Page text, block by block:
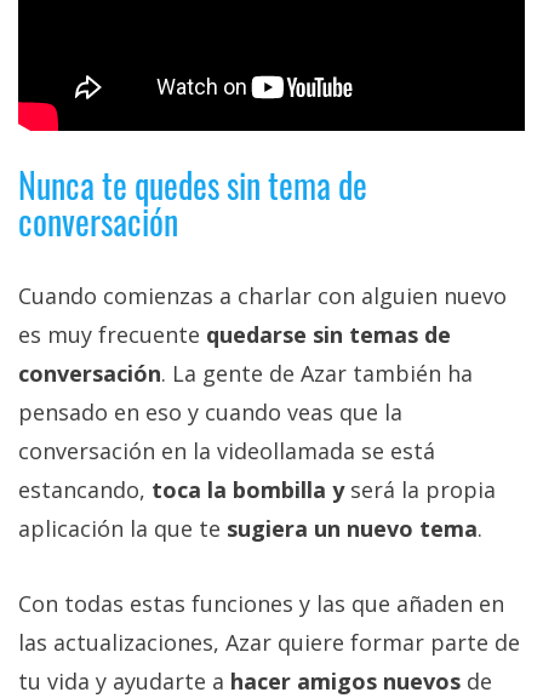
Nunca te quedes sin tema de
conversación
Cuando comienzas a charlar con alguien nuevo
es muy frecuente quedarse sin temas de
conversación. La gente de Azar también ha
pensado en eso y cuando veas que la
conversación en la videollamada se está
estancando, toca la bombilla y será la propia
aplicación la que te sugiera un nuevo tema.
Con todas estas funciones y las que añaden en
las actualizaciones, Azar quiere formar parte de
tu vida y ayudarte a hacer amigos nuevos de